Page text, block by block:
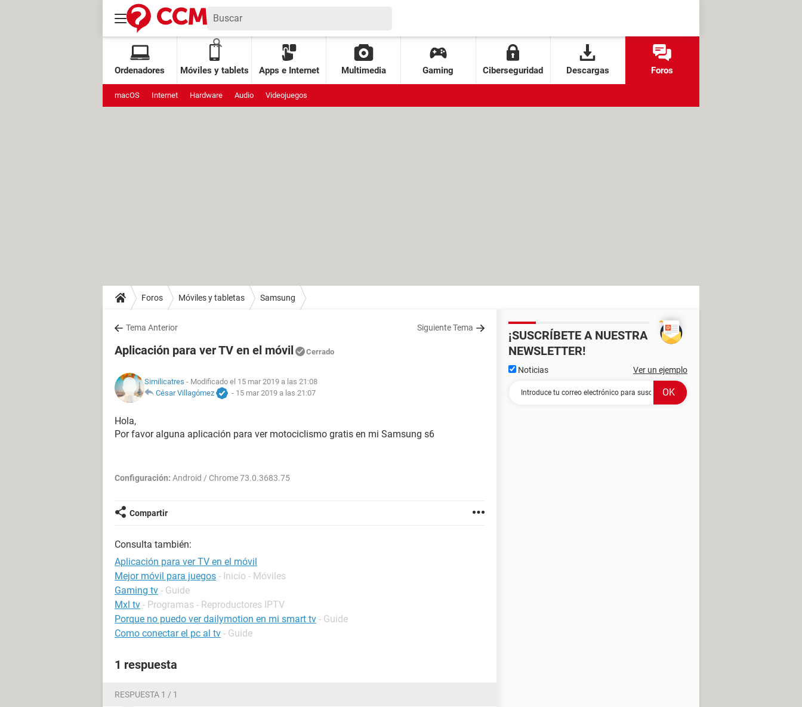
Ordenadores Móviles y tablets Apps e Internet Multimedia Gaming Ciberseguridad Descargas Foros
macOS Internet Hardware Audio Videojuegos
Foros Móviles y tabletas Samsung
Tema Anterior Siguiente Tema
Aplicación para ver TV en el móvil Cerrado
Similicatres - Modificado el 15 mar 2019 a las 21:08
César Villagómez
- 15 mar 2019 a las 21:07
Hola,
Por favor alguna aplicación para ver motociclismo gratis en mi Samsung s6
Configuración: Android / Chrome 73.0.3683.75
Compartir
Consulta también:
Aplicación para ver TV en el móvil
Mejor móvil para juegos - Inicio - Móviles
Gaming tv - Guide
Mxl tv - Programas - Reproductores IPTV
Porque no puedo ver dailymotion en mi smart tv - Guide
Como conectar el pc al tv - Guide
1 respuesta
RESPUESTA 1 / 1
¡SUSCRÍBETE A NUESTRA
NEWSLETTER!
Noticias Ver un ejemplo